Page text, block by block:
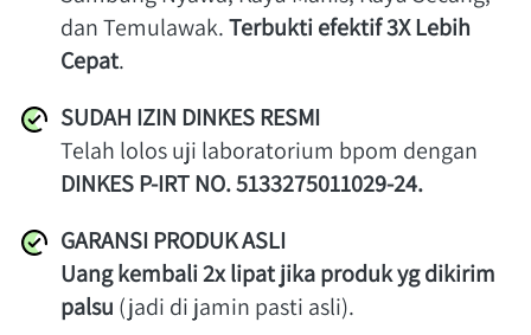
dan Temulawak. Terbukti efektif 3X Lebih
Cepat.
SUDAH IZIN DINKES RESMI
Telah lolos uji laboratorium bpom dengan
DINKES P-IRT NO. 5133275011029-24.
GARANSI PRODUK ASLI
Uang kembali 2x lipat jika produk yg dikirim
palsu (jadi di jamin pasti asli).